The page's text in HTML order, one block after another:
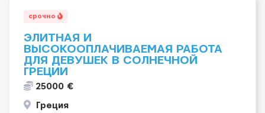
срочно
ЭЛИТНАЯ И
ВЫСОКООПЛАЧИВАЕМАЯ РАБОТА
ДЛЯ ДЕВУШЕК В СОЛНЕЧНОЙ
ГРЕЦИИ
25000 €
Греция